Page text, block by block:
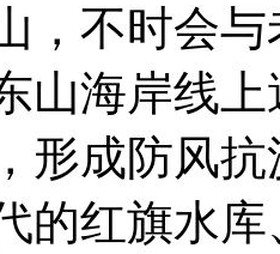
不时会与
山海岸线
形成防风
的红旗水